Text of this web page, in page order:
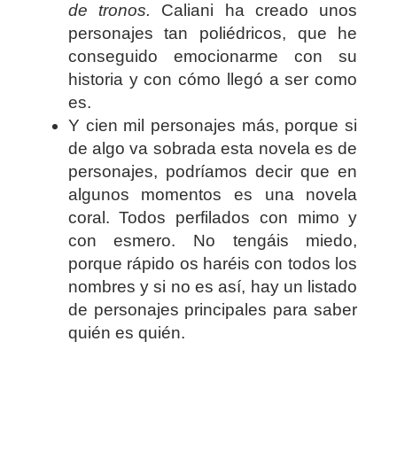
de tronos. Caliani ha creado unos
personajes tan poliédricos, que he
conseguido emocionarme con su
historia y con cómo llegó a ser como
es.
Y cien mil personajes más, porque si
de algo va sobrada esta novela es de
personajes, podríamos decir que en
algunos momentos es una novela
coral. Todos perfilados con mimo y
con esmero. No tengáis miedo,
porque rápido os haréis con todos los
nombres y si no es así, hay un listado
de personajes principales para saber
quién es quién.